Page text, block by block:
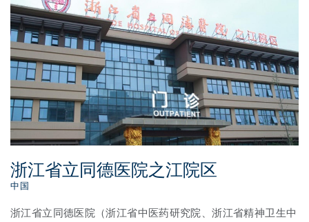
浙江省立同德医院之江院区
中国
浙江省立同德医院（浙江省中医药研究院、浙江省精神卫生中